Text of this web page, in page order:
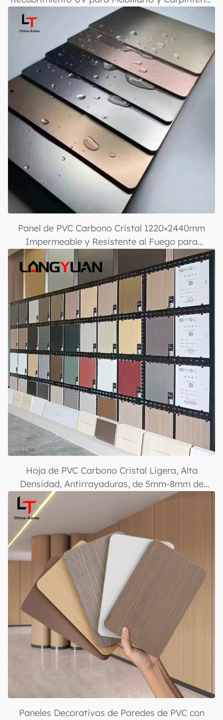
Ligera y Duradera, Panel de Pared Plástico
Laminado para Decoración
Panel de PVC Carbono Cristal 1220×2440mm
Impermeable y Resistente al Fuego para
Revestimiento Decorativo de Paredes Interiores
y Exteriores con Recubrimiento UV
Hoja de PVC Carbono Cristal Ligera, Alta
Densidad, Antirrayaduras, de 5mm-8mm de
Grosor para Decoración de Baños en Hoteles
Comerciales, Resistente al Fuego, Panel de Pared
Duradero Clase B1
Paneles Decorativos de Paredes de PVC con